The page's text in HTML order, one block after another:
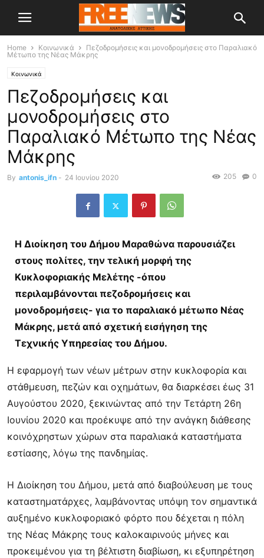
Home Κοινωνικά
Πεζοδρομήσεις και μονοδρομήσεις στο Παραλιακό
Μέτωπο της Νέας Μάκρης
Κοινωνικά
Πεζοδρομήσεις και
μονοδρομήσεις στο
Παραλιακό Μέτωπο της Νέας
Μάκρης
By antonis_ifn - 24 Ιουνίου 2020 0
205
Η Διοίκηση του Δήμου Μαραθώνα παρουσιάζει
στους πολίτες, την τελική μορφή της
Κυκλοφοριακής Μελέτης -όπου
περιλαμβάνονται πεζοδρομήσεις και
μονοδρομήσεις- για το παραλιακό μέτωπο Νέας
Μάκρης, μετά από σχετική εισήγηση της
Τεχνικής Υπηρεσίας του Δήμου.
Η εφαρμογή των νέων μέτρων στην κυκλοφορία και
στάθμευση, πεζών και οχημάτων, θα διαρκέσει έως 31
Αυγούστου 2020, ξεκινώντας από την Τετάρτη 26η
Ιουνίου 2020 και προέκυψε από την ανάγκη διάθεσης
κοινόχρηστων χώρων στα παραλιακά καταστήματα
εστίασης, λόγω της πανδημίας.
Η Διοίκηση του Δήμου, μετά από διαβούλευση με τους
καταστηματάρχες, λαμβάνοντας υπόψη τον σημαντικά
αυξημένο κυκλοφοριακό φόρτο που δέχεται η πόλη
της Νέας Μάκρης τους καλοκαιρινούς μήνες και
προκειμένου για τη βέλτιστη διαβίωση, κι εξυπηρέτηση